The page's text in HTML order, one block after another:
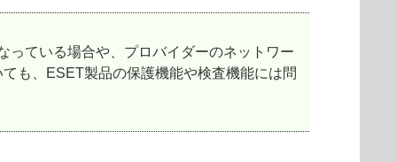
ている場合や、プロバイダーのネットワー
も、ESET製品の保護機能や検査機能には問